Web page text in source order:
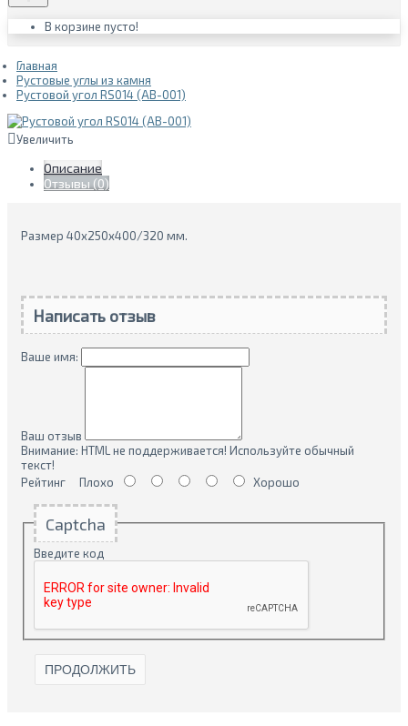
В корзине пусто!
Главная
Рустовые углы из камня
Рустовой угол RS014 (AB-001)
Увеличить
Описание
Отзывы (0)
Размер 40х250х400/320 мм.
Написать отзыв
Ваше имя:
Ваш отзыв
Внимание: HTML не поддерживается! Используйте обычный
текст!
Рейтинг Плохо Хорошо
Captcha
Введите код
ПРОДОЛЖИТЬ